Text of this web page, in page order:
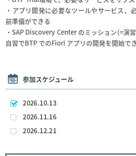
・アプリ開発に必要なツールやサービス、
前準備ができる
・SAP Discovery Center のミッション(=演
自習でBTP でのFiori アプリの開発を開始で
参加スケジュール
2026.10.13
2026.11.16
2026.12.21